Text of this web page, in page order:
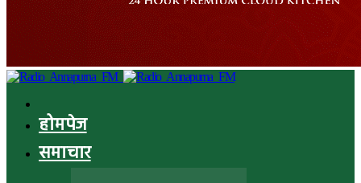
होमपेज
समाचार